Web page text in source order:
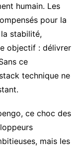
humain. Les
pour la
stabilité,
objectif : délivrer
ce
technique ne
ce choc des
mais les